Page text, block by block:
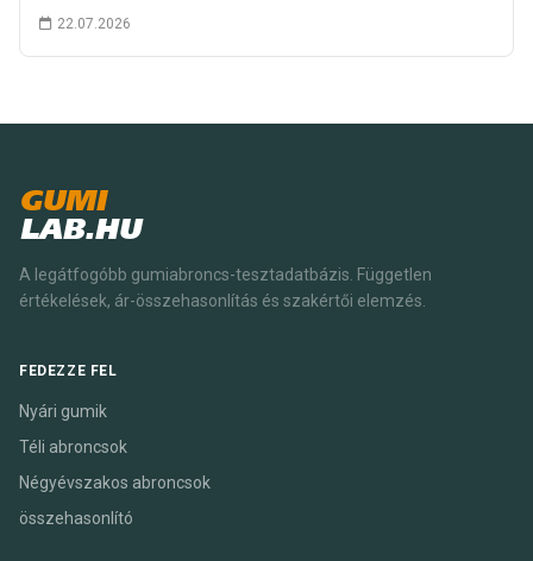
22.07.2026
GUMI
LAB.HU
A legátfogóbb gumiabroncs-tesztadatbázis. Független
értékelések, ár-összehasonlítás és szakértői elemzés.
FEDEZZE FEL
Nyári gumik
Téli abroncsok
Négyévszakos abroncsok
összehasonlító